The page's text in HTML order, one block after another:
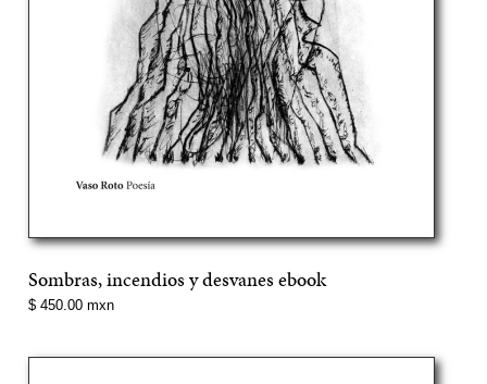
Sombras, incendios y desvanes ebook
Precio
$ 450.00 mxn